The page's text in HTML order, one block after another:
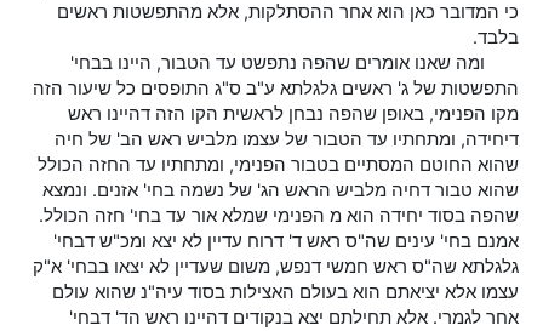
כי המדובר כאן הוא אחר ההסתלקות, אלא מהתפשטות ראשים
בלבד.
ומה שאנו אומרים שהפה נתפשט עד הטבור, היינו בבחי'
התפשטות של ג' ראשים גלגלתא ע"ב ס"ג התופסים כל שיעור הזה
מקו הפנימי, באופן שהפה נבחן לראשית הקו הזה דהיינו ראש
דיחידה, ומתחתיו עד הטבור של עצמו מלביש ראש הב' של חיה
שהוא החוטם המסתיים בטבור הפנימי, ומתחתיו עד החזה הכולל
שהוא טבור דחיה מלביש הראש הג' של נשמה בחי' אזנים. ונמצא
שהפה בסוד יחידה הוא מ הפנימי שמלא אור עד בחי' חזה הכולל.
אמנם בחי' עינים שה"ס ראש ד' דרוח עדיין לא יצא ומכ"ש דבחי'
גלגלתא שה"ס ראש חמשי דנפש, משום שעדיין לא יצאו בבחי' א"ק
עצמו אלא יציאתם הוא בעולם האצילות בסוד עיה"נ שהוא עולם
אחר לגמרי. אלא תחילתם יצא בנקודים דהיינו ראש הד' דבחי'